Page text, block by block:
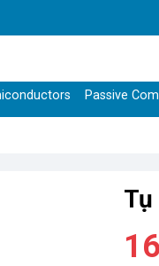
Passive
Tụ